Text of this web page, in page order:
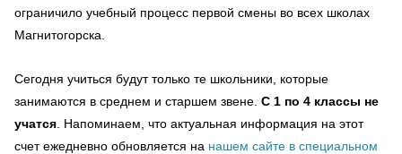
ограничило учебный процесс первой смены во всех школах
Магнитогорска.
Сегодня учиться будут только те школьники, которые
занимаются в среднем и старшем звене. С 1 по 4 классы не
учатся . Напоминаем, что актуальная информация на этот
счет ежедневно обновляется на нашем сайте в специальном